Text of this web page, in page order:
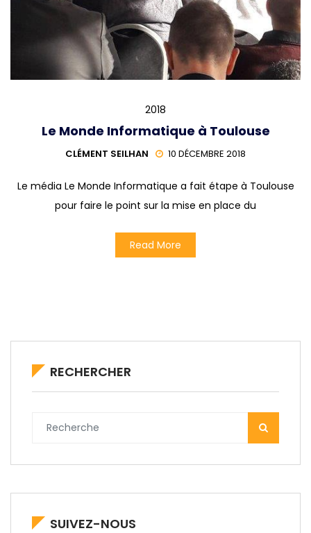
2018
Le Monde Informatique à Toulouse
CLÉMENT SEILHAN 10 DÉCEMBRE 2018
Le média Le Monde Informatique a fait étape à Toulouse
pour faire le point sur la mise en place du
Read More
RECHERCHER
SUIVEZ-NOUS